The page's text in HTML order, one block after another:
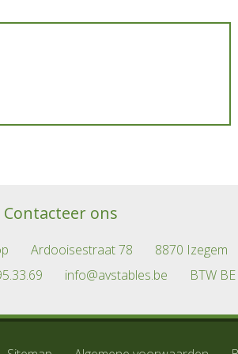
Contacteer ons
Ardooisestraat 78
8870 Izegem
info@avstables.be BTW